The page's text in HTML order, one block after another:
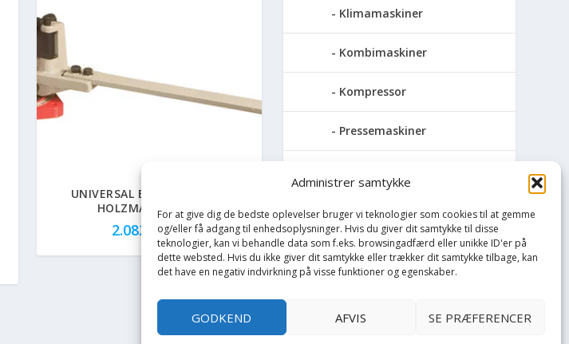
Administrer samtykke
For at give dig de bedste oplevelser bruger vi teknologier som cookies til at gemme
og/eller få adgang til enhedsoplysninger. Hvis du giver dit samtykke til disse
teknologier, kan vi behandle data som f.eks. browsingadfærd eller unikke ID'er på
dette websted. Hvis du ikke giver dit samtykke eller trækker dit samtykke tilbage, kan
det have en negativ indvirkning på visse funktioner og egenskaber.
GODKEND AFVIS SE PRÆFERENCER
UNIVERSAL BUKKEMASKINE
HOLZMANN UB 70
2.082,50kr.
Klimamaskiner
Kombimaskiner
Kompressor
Pressemaskiner
Slibemaskiner
Svejser